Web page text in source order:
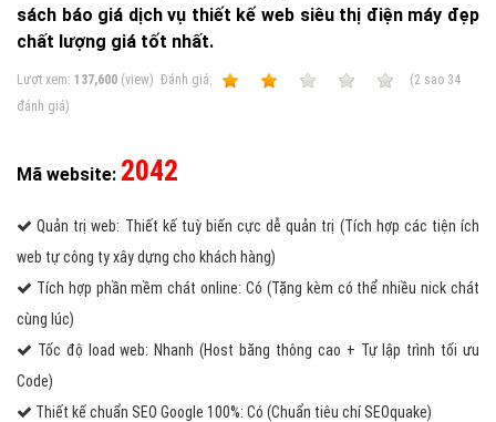
sách báo giá dịch vụ thiết kế web siêu thị điện máy đẹp
chất lượng giá tốt nhất.
Lượt xem: 137,600 (view) Ðánh giá: (2 sao 34
đánh giá)
Mã website: 2042
Quản trị web: Thiết kế tuỳ biến cực dễ quản trị (Tích hợp các tiện ích
web tự công ty xây dựng cho khách hàng)
Tích hợp phần mềm chát online: Có (Tặng kèm có thể nhiều nick chát
cùng lúc)
Tốc độ load web: Nhanh (Host băng thông cao + Tự lập trình tối ưu
Code)
Thiết kế chuẩn SEO Google 100%: Có (Chuẩn tiêu chí SEOquake)